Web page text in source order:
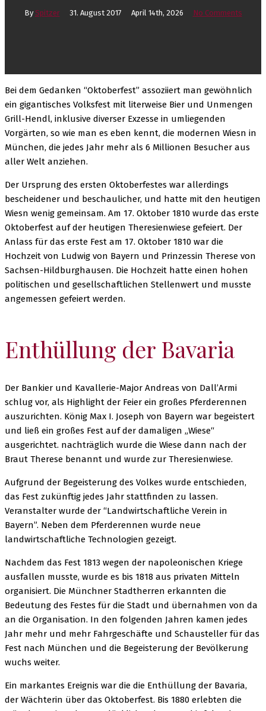
By Spitzer 31. August 2017 April 14th, 2026 No Comments
Bei dem Gedanken “Oktoberfest” assoziiert man gewöhnlich
ein gigantisches Volksfest mit literweise Bier und Unmengen
Grill-Hendl, inklusive diverser Exzesse in umliegenden
Vorgärten, so wie man es eben kennt, die modernen Wiesn in
München, die jedes Jahr mehr als 6 Millionen Besucher aus
aller Welt anziehen.
Der Ursprung des ersten Oktoberfestes war allerdings
bescheidener und beschaulicher, und hatte mit den heutigen
Wiesn wenig gemeinsam. Am 17. Oktober 1810 wurde das erste
Oktoberfest auf der heutigen Theresienwiese gefeiert. Der
Anlass für das erste Fest am 17. Oktober 1810 war die
Hochzeit von Ludwig von Bayern und Prinzessin Therese von
Sachsen-Hildburghausen. Die Hochzeit hatte einen hohen
politischen und gesellschaftlichen Stellenwert und musste
angemessen gefeiert werden.
Enthüllung der Bavaria
Der Bankier und Kavallerie-Major Andreas von Dall’Armi
schlug vor, als Highlight der Feier ein großes Pferderennen
auszurichten. König Max I. Joseph von Bayern war begeistert
und ließ ein großes Fest auf der damaligen „Wiese“
ausgerichtet. nachträglich wurde die Wiese dann nach der
Braut Therese benannt und wurde zur Theresienwiese.
Aufgrund der Begeisterung des Volkes wurde entschieden,
das Fest zukünftig jedes Jahr stattfinden zu lassen.
Veranstalter wurde der “Landwirtschaftliche Verein in
Bayern”. Neben dem Pferderennen wurde neue
landwirtschaftliche Technologien gezeigt.
Nachdem das Fest 1813 wegen der napoleonischen Kriege
ausfallen musste, wurde es bis 1818 aus privaten Mitteln
organisiert. Die Münchner Stadtherren erkannten die
Bedeutung des Festes für die Stadt und übernahmen von da
an die Organisation. In den folgenden Jahren kamen jedes
Jahr mehr und mehr Fahrgeschäfte und Schausteller für das
Fest nach München und die Begeisterung der Bevölkerung
wuchs weiter.
Ein markantes Ereignis war die die Enthüllung der Bavaria,
der Wächterin über das Oktoberfest. Bis 1880 erlebten die